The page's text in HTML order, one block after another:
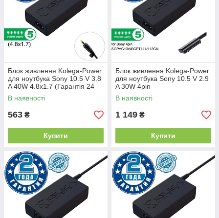
Блок живлення Kolega-Power
для ноутбука Sony 10.5 V 3.8
A 40W 4.8x1.7 (Гарантія 24
міс)
В наявності
563 ₴
Купити
Блок живлення Kolega-Power
для ноутбука Sony 10.5 V 2.9
A 30W 4pin
SGPAC10V/SGPT111/112CN
(Гарантія 24 міс)
В наявності
1 149 ₴
Купити